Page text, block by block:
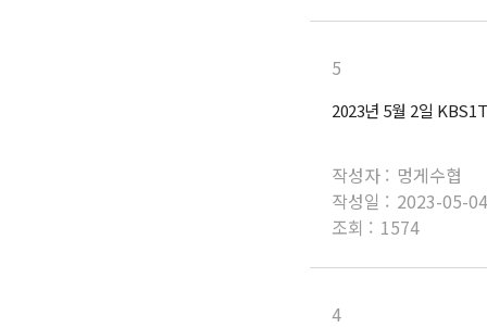
5
2023년 5월 2일
작성자 : 멍게수협
작성일 : 2023-05-04
조회 : 1574
4